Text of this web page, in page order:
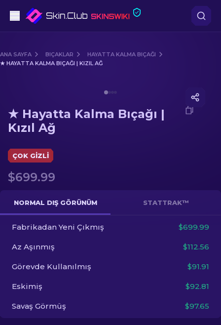
Orta seviye
Dürbünlü Tüfek
Eldiven
Diğer
TR
ANA SAYFA BIÇAKLAR
HAYATTA KALMA BIÇAĞI
★ HAYATTA KALMA BIÇAĞI | KIZIL AĞ
★ Hayatta Kalma Bıçağı |
Kızıl Ağ
ÇOK GIZLI
$699.99
NORMAL DIŞ GÖRÜNÜM STATTRAK™
Fabrikadan Yeni Çıkmış $699.99
Az Aşınmış $112.56
Görevde Kullanılmış $91.91
Eskimiş $92.81
Savaş Görmüş $97.65